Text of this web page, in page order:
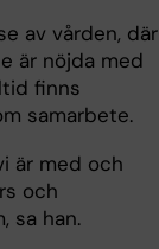
av vården, där
är nöjda med
finns
samarbete.
är med och
och
sa han.